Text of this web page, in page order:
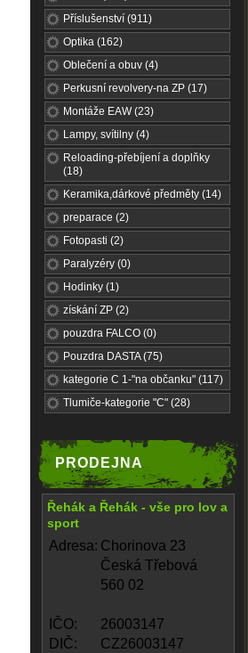
Příslušenství (911)
Optika (162)
Oblečení a obuv (4)
Perkusní revolvery-na ZP (17)
Montáže EAW (23)
Lampy, svítilny (4)
Reloading-přebíjení a doplňky
(18)
Keramika,dárkové předměty (14)
preparace (2)
Fotopasti (2)
Paralyzéry (0)
Hodinky (1)
získání ZP (2)
pouzdra FALCO (0)
Pouzdra DASTA (75)
kategorie C 1-"na občanku" (117)
Tlumiče-kategorie "C" (28)
PRODEJNA
Řehák a Řehák - vše pro lov a
sport
Adresa: Chorinova 23
Česká Třebová
560 02
IČO:
26003147
DIČ:
CZ26003147